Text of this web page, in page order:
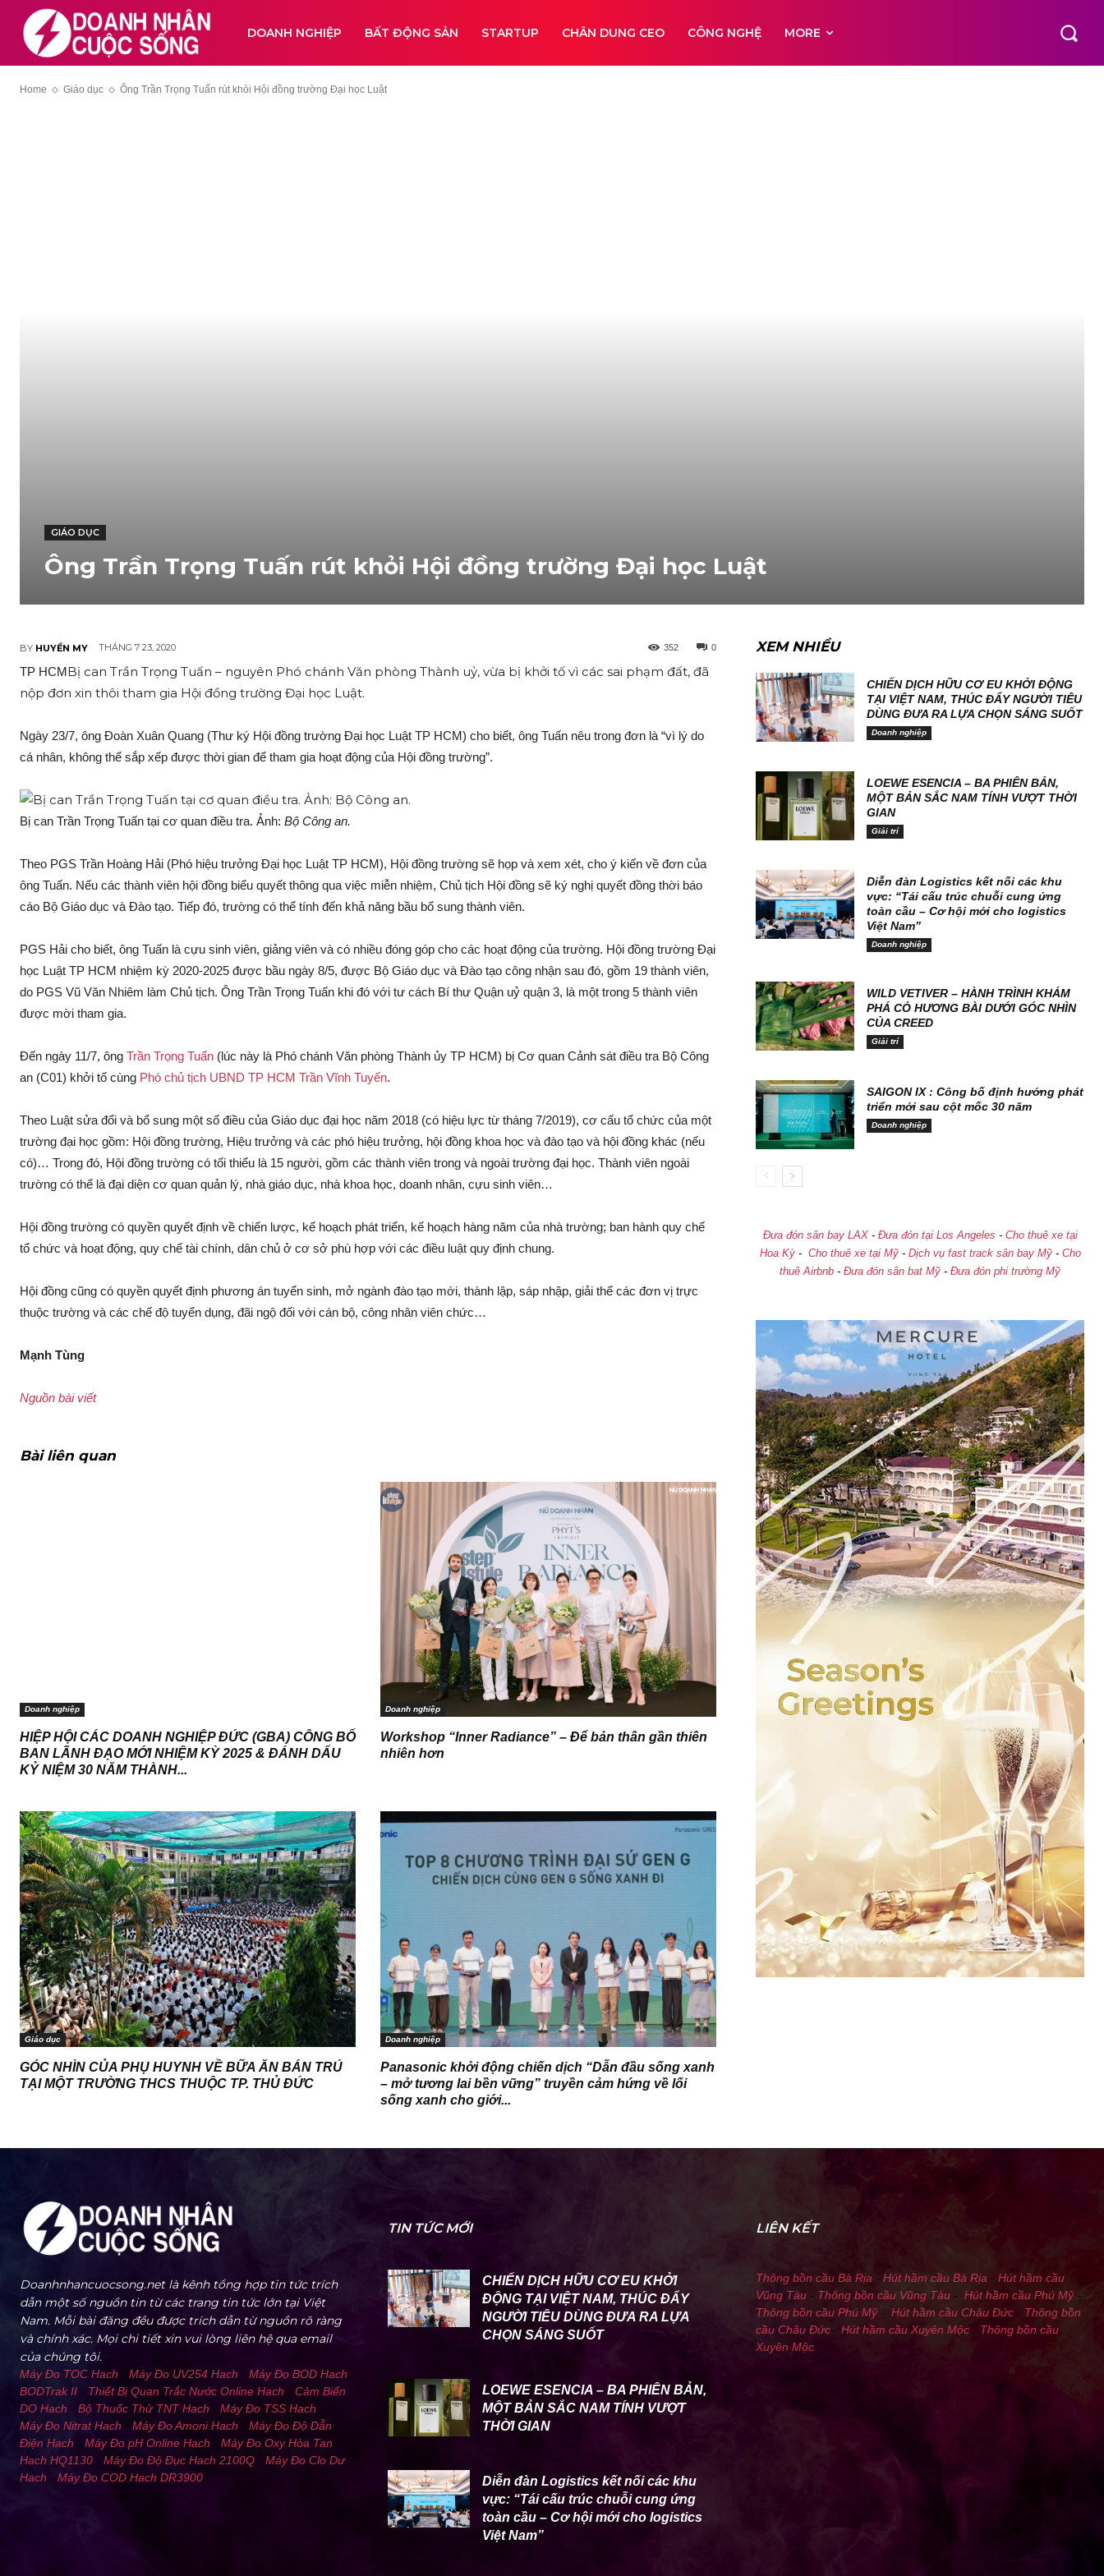
DOANH NGHIỆP BẤT ĐỘNG SẢN STARTUP CHÂN DUNG CEO CÔNG NGHỆ MORE
Home Giáo dục Ông Trần Trọng Tuấn rút khỏi Hội đồng trường Đại học Luật
GIÁO DỤC
Ông Trần Trọng Tuấn rút khỏi Hội đồng trường Đại học Luật
BY HUYỀN MY THÁNG 7 23, 2020 0
352
TP HCMBị can Trần Trọng Tuấn – nguyên Phó chánh Văn phòng Thành uỷ, vừa bị khởi tố vì các sai phạm đất, đã
nộp đơn xin thôi tham gia Hội đồng trường Đại học Luật.
Ngày 23/7, ông Đoàn Xuân Quang (Thư ký Hội đồng trường Đại học Luật TP HCM) cho biết, ông Tuấn nêu trong đơn là “vì lý do
cá nhân, không thể sắp xếp được thời gian để tham gia hoạt động của Hội đồng trường”.
Bị can Trần Trọng Tuấn tại cơ quan điều tra. Ảnh: Bộ Công an.
Theo PGS Trần Hoàng Hải (Phó hiệu trưởng Đại học Luật TP HCM), Hội đồng trường sẽ họp và xem xét, cho ý kiến về đơn của
ông Tuấn. Nếu các thành viên hội đồng biểu quyết thông qua việc miễn nhiệm, Chủ tịch Hội đồng sẽ ký nghị quyết đồng thời báo
cáo Bộ Giáo dục và Đào tạo. Tiếp đó, trường có thể tính đến khả năng bầu bổ sung thành viên.
PGS Hải cho biết, ông Tuấn là cựu sinh viên, giảng viên và có nhiều đóng góp cho các hoạt động của trường. Hội đồng trường Đại
học Luật TP HCM nhiệm kỳ 2020-2025 được bầu ngày 8/5, được Bộ Giáo dục và Đào tạo công nhận sau đó, gồm 19 thành viên,
do PGS Vũ Văn Nhiêm làm Chủ tịch. Ông Trần Trọng Tuấn khi đó với tư cách Bí thư Quận uỷ quận 3, là một trong 5 thành viên
được mời tham gia.
Đến ngày 11/7, ông Trần Trọng Tuấn (lúc này là Phó chánh Văn phòng Thành ủy TP HCM) bị Cơ quan Cảnh sát điều tra Bộ Công
an (C01) khởi tố cùng Phó chủ tịch UBND TP HCM Trần Vĩnh Tuyến.
Theo Luật sửa đổi và bổ sung một số điều của Giáo dục đại học năm 2018 (có hiệu lực từ tháng 7/2019), cơ cấu tổ chức của một
trường đại học gồm: Hội đồng trường, Hiệu trưởng và các phó hiệu trưởng, hội đồng khoa học và đào tạo và hội đồng khác (nếu
có)… Trong đó, Hội đồng trường có tối thiểu là 15 người, gồm các thành viên trong và ngoài trường đại học. Thành viên ngoài
trường có thể là đại diện cơ quan quản lý, nhà giáo dục, nhà khoa học, doanh nhân, cựu sinh viên…
Hội đồng trường có quyền quyết định về chiến lược, kế hoạch phát triển, kế hoạch hàng năm của nhà trường; ban hành quy chế
tổ chức và hoạt động, quy chế tài chính, dân chủ ở cơ sở phù hợp với các điều luật quy định chung.
Hội đồng cũng có quyền quyết định phương án tuyển sinh, mở ngành đào tạo mới, thành lập, sáp nhập, giải thể các đơn vị trực
thuộc trường và các chế độ tuyển dụng, đãi ngộ đối với cán bộ, công nhân viên chức…
Mạnh Tùng
Nguồn bài viết
Bài liên quan
Doanh nghiệp
HIỆP HỘI CÁC DOANH NGHIỆP ĐỨC (GBA) CÔNG BỐ
BAN LÃNH ĐẠO MỚI NHIỆM KỲ 2025 & ĐÁNH DẤU
KỶ NIỆM 30 NĂM THÀNH...
Doanh nghiệp
Workshop “Inner Radiance” – Để bản thân gần thiên
nhiên hơn
Giáo dục
GÓC NHÌN CỦA PHỤ HUYNH VỀ BỮA ĂN BÁN TRÚ
TẠI MỘT TRƯỜNG THCS THUỘC TP. THỦ ĐỨC
Doanh nghiệp
Panasonic khởi động chiến dịch “Dẫn đầu sống xanh
– mở tương lai bền vững” truyền cảm hứng về lối
sống xanh cho giới...
XEM NHIỀU
CHIẾN DỊCH HỮU CƠ EU KHỞI ĐỘNG
TẠI VIỆT NAM, THÚC ĐẨY NGƯỜI TIÊU
DÙNG ĐƯA RA LỰA CHỌN SÁNG SUỐT
Doanh nghiệp
LOEWE ESENCIA – BA PHIÊN BẢN,
MỘT BẢN SẮC NAM TÍNH VƯỢT THỜI
GIAN
Giải trí
Diễn đàn Logistics kết nối các khu
vực: “Tái cấu trúc chuỗi cung ứng
toàn cầu – Cơ hội mới cho logistics
Việt Nam”
Doanh nghiệp
WILD VETIVER – HÀNH TRÌNH KHÁM
PHÁ CỎ HƯƠNG BÀI DƯỚI GÓC NHÌN
CỦA CREED
Giải trí
SAIGON IX : Công bố định hướng phát
triển mới sau cột mốc 30 năm
Doanh nghiệp
Đưa đón sân bay LAX - Đưa đón tại Los Angeles - Cho thuê xe tại
Hoa Kỳ- Cho thuê xe tại Mỹ- Dịch vụ fast track sân bay Mỹ- Cho
thuê Airbnb - Đưa đón sân bat Mỹ - Đưa đón phi trường Mỹ
Doanhnhancuocsong.net là kênh tổng hợp tin tức trích
dẫn một số nguồn tin từ các trang tin tức lớn tại Việt
Nam. Mỗi bài đăng đều được trích dẫn từ nguồn rõ ràng
và chính xác. Mọi chi tiết xin vui lòng liên hệ qua email
của chúng tôi.
Máy Đo TOC Hach Máy Đo UV254 Hach - Máy Đo BOD Hach
BODTrak II - Thiết Bị Quan Trắc Nước Online Hach - Cảm Biến
DO Hach - Bộ Thuốc Thử TNT Hach - Máy Đo TSS Hach
Máy Đo Nitrat Hach - Máy Đo Amoni Hach
Máy Đo Độ Dẫn
Điện Hach - Máy Đo pH Online Hach
Máy Đo Oxy Hòa Tan
Hach HQ1130 - Máy Đo Độ Đục Hach 2100Q
Máy Đo Clo Dư
Hach - Máy Đo COD Hach DR3900
TIN TỨC MỚI
CHIẾN DỊCH HỮU CƠ EU KHỞI
ĐỘNG TẠI VIỆT NAM, THÚC ĐẨY
NGƯỜI TIÊU DÙNG ĐƯA RA LỰA
CHỌN SÁNG SUỐT
LOEWE ESENCIA – BA PHIÊN BẢN,
MỘT BẢN SẮC NAM TÍNH VƯỢT
THỜI GIAN
Diễn đàn Logistics kết nối các khu
vực: “Tái cấu trúc chuỗi cung ứng
toàn cầu – Cơ hội mới cho logistics
Việt Nam”
LIÊN KẾT
Thông bồn cầu Bà Rịa - Hút hầm cầu Bà Rịa - Hút hầm cầu
Vũng Tàu - Thông bồn cầu Vũng Tàu - Hút hầm cầu Phú Mỹ-
Thông bồn cầu Phú Mỹ- Hút hầm cầu Châu Đức - Thông bồn
cầu Châu Đức- Hút hầm cầu Xuyên Mộc - Thông bồn cầu
Xuyên Mộc